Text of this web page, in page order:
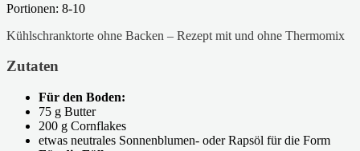
Portionen: 8-10
Kühlschranktorte ohne Backen – Rezept mit und ohne Thermomix
Zutaten
Für den Boden:
75 g Butter
200 g Cornflakes
etwas neutrales Sonnenblumen- oder Rapsöl für die Form